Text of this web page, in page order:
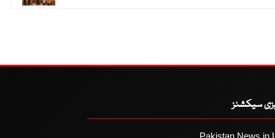
سیکشنز
Pakistan News in